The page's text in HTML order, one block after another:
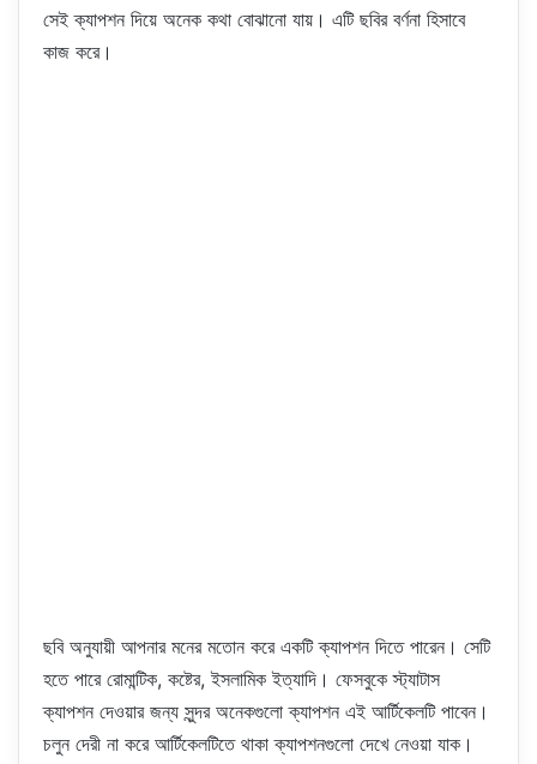
সেই ক্যাপশন দিয়ে অনেক কথা বোঝানো যায়। এটি ছবির বর্ণনা হিসাবে
কাজ করে।
ছবি অনুযায়ী আপনার মনের মতোন করে একটি ক্যাপশন দিতে পারেন। সেটি
হতে পারে রোমান্টিক, কষ্টের, ইসলামিক ইত্যাদি। ফেসবুকে স্ট্যাটাস
ক্যাপশন দেওয়ার জন্য সুন্দর অনেকগুলো ক্যাপশন এই আর্টিকেলটি পাবেন।
চলুন দেরী না করে আর্টিকেলটিতে থাকা ক্যাপশনগুলো দেখে নেওয়া যাক।